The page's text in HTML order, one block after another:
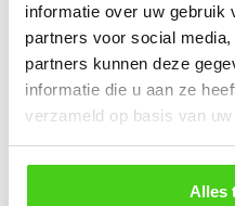
informatie over uw gebruik
partners voor social
partners kunnen deze
informatie die u aan ze
verzameld op basis van
Alles
Aantal meters worden
Specifieke wensen (meerdere
invulveld "Bestelnotities
© 2009 - 2026 |
It Fjild 4 - 8621 EA Heeg -
Tel. +31(0) 629353302 -